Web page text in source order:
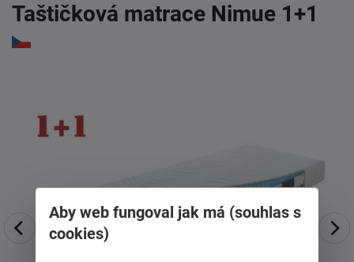
Taštičková matrace Nimue 1+1
Aby web fungoval jak má (souhlas s
cookies)